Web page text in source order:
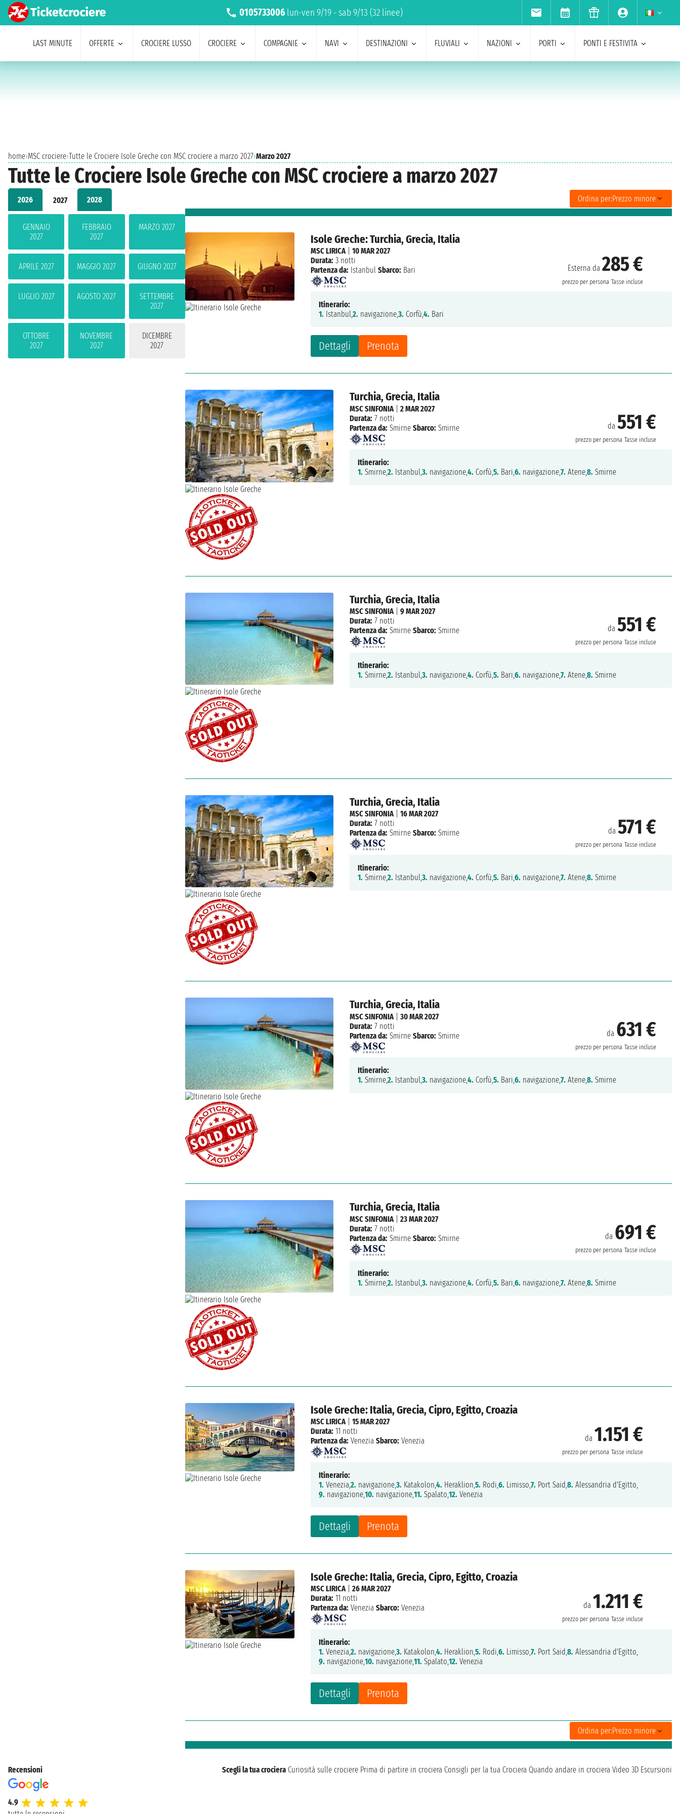
0105733006 lun-ven 9/19 - sab 9/13 (32 linee)
LAST MINUTE OFFERTE CROCIERE LUSSO CROCIERE COMPAGNIE NAVI DESTINAZIONI FLUVIALI NAZIONI PORTI PONTI E FESTIVITA
home›MSC crociere›Tutte le Crociere Isole Greche con MSC crociere a marzo 2027›Marzo 2027
Tutte le Crociere Isole Greche con MSC crociere a marzo 2027
2026 2027 2028
GENNAIO
2027
FEBBRAIO
2027
MARZO 2027
APRILE 2027 MAGGIO 2027 GIUGNO 2027
LUGLIO 2027 AGOSTO 2027
SETTEMBRE
2027
OTTOBRE
2027
NOVEMBRE
2027
DICEMBRE
2027
Ordina per:Prezzo minore
Isole Greche: Turchia, Grecia, Italia
Esterna da285 €
prezzo per persona Tasse incluse
Dettagli Prenota
MSC LIRICA|10 MAR 2027
Durata: 3 notti
Partenza da: Istanbul Sbarco: Bari
Itinerario:
1. Istanbul,2. navigazione,3. Corfù,4. Bari
Turchia, Grecia, Italia
da 551 €
prezzo per persona Tasse incluse
MSC SINFONIA| 2 MAR 2027
Durata: 7 notti
Partenza da: Smirne Sbarco: Smirne
Itinerario:
1. Smirne,2. Istanbul,3. navigazione,4. Corfù,5. Bari,6. navigazione,7. Atene,8. Smirne
Turchia, Grecia, Italia
da 551 €
prezzo per persona Tasse incluse
MSC SINFONIA| 9 MAR 2027
Durata: 7 notti
Partenza da: Smirne Sbarco: Smirne
Itinerario:
1. Smirne,2. Istanbul, 3. navigazione,4. Corfù, 5. Bari, 6. navigazione,7. Atene,8. Smirne
Turchia, Grecia, Italia
da 571 €
prezzo per persona Tasse incluse
MSC SINFONIA| 16 MAR 2027
Durata: 7 notti
Partenza da: Smirne Sbarco: Smirne
Itinerario:
1. Smirne,2. Istanbul,3. navigazione,4. Corfù,5. Bari,6. navigazione,7. Atene,8. Smirne
Turchia, Grecia, Italia
da 631 €
prezzo per persona Tasse incluse
MSC SINFONIA| 30 MAR 2027
Durata: 7 notti
Partenza da: Smirne Sbarco: Smirne
Itinerario:
1. Smirne,2. Istanbul,3. navigazione,4. Corfù,5. Bari,6. navigazione,7. Atene,8. Smirne
Turchia, Grecia, Italia
da 691 €
prezzo per persona Tasse incluse
MSC SINFONIA| 23 MAR 2027
Durata: 7 notti
Partenza da: Smirne Sbarco: Smirne
Itinerario:
1. Smirne,2. Istanbul, 3. navigazione,4. Corfù, 5. Bari, 6. navigazione,7. Atene,8. Smirne
Isole Greche: Italia, Grecia, Cipro, Egitto, Croazia
da 1.151 €
prezzo per persona Tasse incluse
Dettagli Prenota
MSC LIRICA |15 MAR 2027
Durata: 11 notti
Partenza da: Venezia Sbarco: Venezia
Itinerario:
1. Venezia,2. navigazione,3. Katakolon,4. Heraklion,5. Rodi,6. Limisso,7. Port Said,8. Alessandria d'Egitto,
9. navigazione,10. navigazione,11. Spalato,12. Venezia
Isole Greche: Italia, Grecia, Cipro, Egitto, Croazia
da 1.211 €
prezzo per persona Tasse incluse
Dettagli Prenota
MSC LIRICA |26 MAR 2027
Durata: 11 notti
Partenza da: Venezia Sbarco: Venezia
Itinerario:
1. Venezia,2. navigazione,3. Katakolon,4. Heraklion,5. Rodi,6. Limisso,7. Port Said,8. Alessandria d'Egitto,
9. navigazione,10. navigazione,11. Spalato,12. Venezia
Ordina per:Prezzo minore
Recensioni
4.9
Scegli la tua crociera Curiosità sulle crociere Prima di partire in crociera Consigli per la tua Crociera Quando andare in crociera Video 3D Escursioni